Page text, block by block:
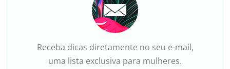
Receba dicas diretamente no seu e-mail,
uma lista exclusiva para mulheres.